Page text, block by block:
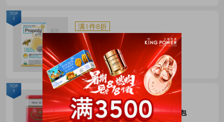
满1件8折
Propoliz 蜂胶口腔喷剂 15毫升
最优到手
120.00 THB(约￥ 24.57)
150.00 THB
TOP
2
满1件8折
CHATRAMUE泰国手标红茶包4g*50包
TOP
3